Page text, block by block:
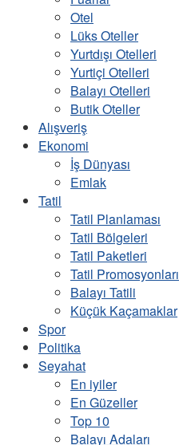
Otel
Lüks Oteller
Yurtdışı Otelleri
Yurtiçi Otelleri
Balayı Otelleri
Butik Oteller
Alışveriş
Ekonomi
İş Dünyası
Emlak
Tatil
Tatil Planlaması
Tatil Bölgeleri
Tatil Paketleri
Tatil Promosyonları
Balayı Tatili
Küçük Kaçamaklar
Spor
Politika
Seyahat
En iyiler
En Güzeller
Top 10
Balayı Adaları